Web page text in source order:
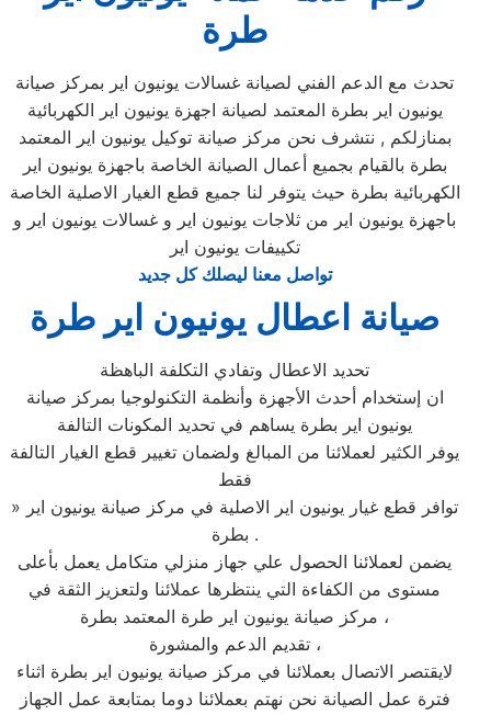
طرة
تحدث مع الدعم الفني لصيانة غسالات يونيون اير بمركز صيانة
يونيون اير بطرة المعتمد لصيانة اجهزة يونيون اير الكهربائية
بمنازلكم , نتشرف نحن مركز صيانة توكيل يونيون اير المعتمد
بطرة بالقيام بجميع أعمال الصيانة الخاصة باجهزة يونيون اير
الكهربائية بطرة حيث يتوفر لنا جميع قطع الغيار الاصلية الخاصة
باجهزة يونيون اير من ثلاجات يونيون اير و غسالات يونيون اير و
تكييفات يونيون اير
تواصل معنا ليصلك كل جديد
صيانة اعطال يونيون اير طرة
تحديد الاعطال وتفادي التكلفة الباهظة
ان إستخدام أحدث الأجهزة وأنظمة التكنولوجيا بمركز صيانة
يونيون اير بطرة يساهم في تحديد المكونات التالفة
يوفر الكثير لعملائنا من المبالغ ولضمان تغيير قطع الغيار التالفة
فقط
» توافر قطع غيار يونيون اير الاصلية في مركز صيانة يونيون اير
بطرة .
يضمن لعملائنا الحصول علي جهاز منزلي متكامل يعمل بأعلى
مستوى من الكفاءة التي ينتظرها عملائنا ولتعزيز الثقة في
مركز صيانة يونيون اير طرة المعتمد بطرة ،
تقديم الدعم والمشورة ،
لايقتصر الاتصال بعملائنا في مركز صيانة يونيون اير بطرة اثناء
فترة عمل الصيانة نحن نهتم بعملائنا دوما بمتابعة عمل الجهاز